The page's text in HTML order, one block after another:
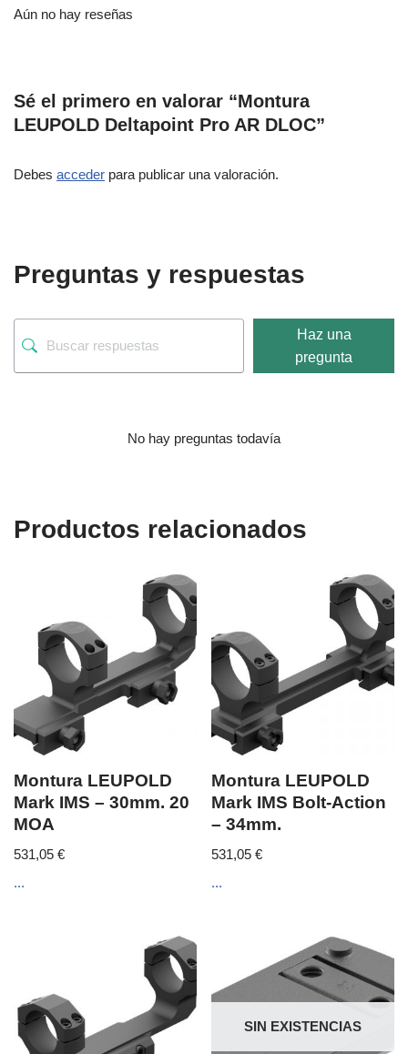
Aún no hay reseñas
Sé el primero en valorar “Montura
LEUPOLD Deltapoint Pro AR DLOC”
Debes acceder para publicar una valoración.
Preguntas y respuestas
Haz una
pregunta
No hay preguntas todavía
Productos relacionados
Montura LEUPOLD
Mark IMS – 30mm. 20
MOA
531,05 €
...
Montura LEUPOLD
Mark IMS Bolt-Action
– 34mm.
531,05€
...
SIN EXISTENCIAS